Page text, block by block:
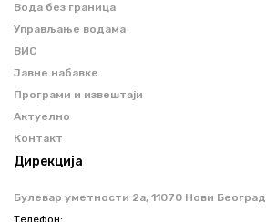
Вода без граница
Управљање водама
ВИС
Јавне набавке
Програми и извештаји
Актуелно
Контакт
Дирекција
Булевар уметности 2a, 11070 Нови Београд
Телефон: